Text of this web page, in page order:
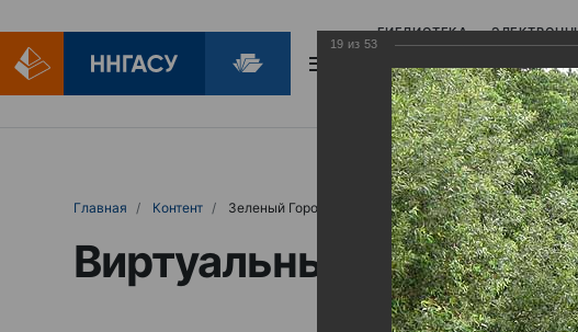
БИБЛИОТЕКА
БИБЛИОПОМОЩЬ
Главная Контент Зеленый Город
Виртуальные
19 из 53